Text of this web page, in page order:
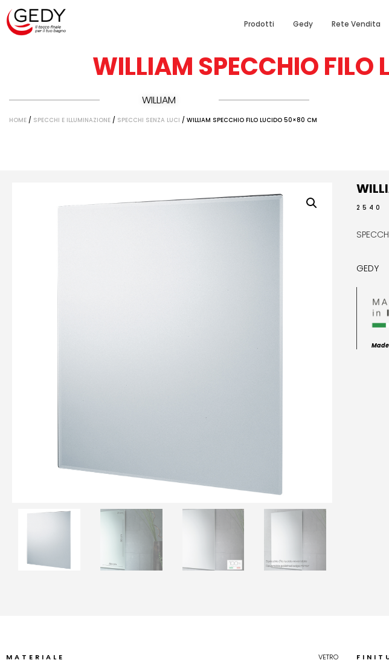
Prodotti Gedy Rete Vendita
WILLIAM SPECCHIO
WILLIAM
HOME / SPECCHI E ILLUMINAZIONE / SPECCHI SENZA LUCI / WILLIAM SPECCHIO FILO LUCIDO 50×80 CM
2540
GEDY
MATERIALE VETRO